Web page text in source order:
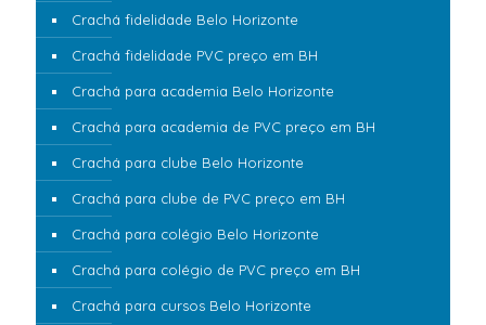
Crachá fidelidade Belo Horizonte
Crachá fidelidade PVC preço em BH
Crachá para academia Belo Horizonte
Crachá para academia de PVC preço em BH
Crachá para clube Belo Horizonte
Crachá para clube de PVC preço em BH
Crachá para colégio Belo Horizonte
Crachá para colégio de PVC preço em BH
Crachá para cursos Belo Horizonte